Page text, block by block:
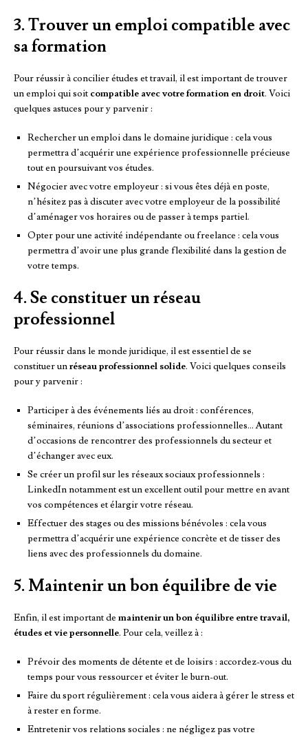
3. Trouver un emploi compatible avec
sa formation
Pour réussir à concilier études et travail, il est important de trouver
un emploi qui soit compatible avec votre formation en droit. Voici
quelques astuces pour y parvenir :
Rechercher un emploi dans le domaine juridique : cela vous
permettra d’acquérir une expérience professionnelle précieuse
tout en poursuivant vos études.
Négocier avec votre employeur : si vous êtes déjà en poste,
n’hésitez pas à discuter avec votre employeur de la possibilité
d’aménager vos horaires ou de passer à temps partiel.
Opter pour une activité indépendante ou freelance : cela vous
permettra d’avoir une plus grande flexibilité dans la gestion de
votre temps.
4. Se constituer un réseau
professionnel
Pour réussir dans le monde juridique, il est essentiel de se
constituer unréseau professionnel solide. Voici quelques conseils
pour y parvenir :
Participer à des événements liés au droit : conférences,
séminaires, réunions d’associations professionnelles… Autant
d’occasions de rencontrer des professionnels du secteur et
d’échanger avec eux.
Se créer un profil sur les réseaux sociaux professionnels :
LinkedIn notamment est un excellent outil pour mettre en avant
vos compétences et élargir votre réseau.
Effectuer des stages ou des missions bénévoles : cela vous
permettra d’acquérir une expérience concrète et de tisser des
liens avec des professionnels du domaine.
5. Maintenir un bon équilibre de vie
Enfin, il est important de maintenir un bon équilibre entre travail,
études et vie personnelle. Pour cela, veillez à :
Prévoir des moments de détente et de loisirs : accordez-vous du
temps pour vous ressourcer et éviter le burn-out.
Faire du sport régulièrement : cela vous aidera à gérer le stress et
à rester en forme.
Entretenir vos relations sociales : ne négligez pas votre